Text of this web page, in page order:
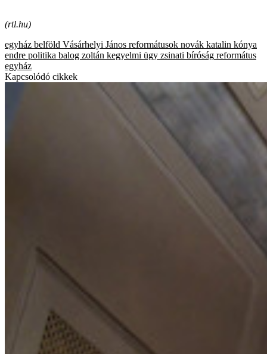
(rtl.hu)
egyház belföld Vásárhelyi János reformátusok novák katalin kónya
endre politika balog zoltán kegyelmi ügy zsinati bíróság református
egyház
Kapcsolódó cikkek